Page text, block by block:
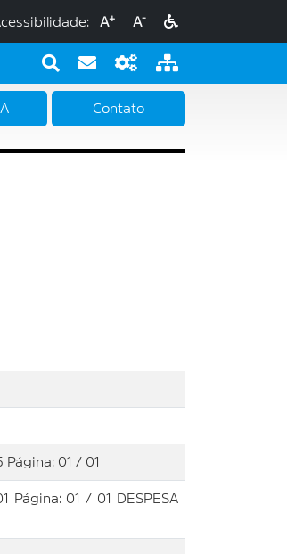
A+ A-
Contato
Página: 01 / 01
Página: 01 / 01 DESPESA